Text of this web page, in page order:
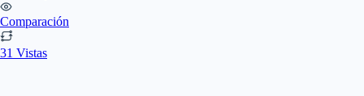
Comparación
31 Vistas